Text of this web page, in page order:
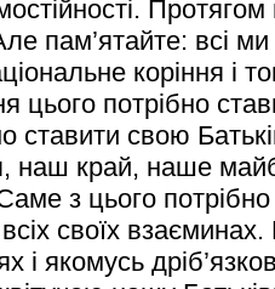
Протягом
пам’ятайте: всі
коріння і
цього потрібно
ставити свою
наш край, наше
з цього
своїх
і якомусь